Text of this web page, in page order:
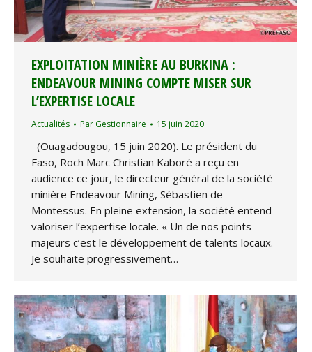
EXPLOITATION MINIÈRE AU BURKINA :
ENDEAVOUR MINING COMPTE MISER SUR
L’EXPERTISE LOCALE
Actualités Par Gestionnaire 15 juin 2020
(Ouagadougou, 15 juin 2020). Le président du
Faso, Roch Marc Christian Kaboré a reçu en
audience ce jour, le directeur général de la société
minière Endeavour Mining, Sébastien de
Montessus. En pleine extension, la société entend
valoriser l’expertise locale. « Un de nos points
majeurs c’est le développement de talents locaux.
Je souhaite progressivement…